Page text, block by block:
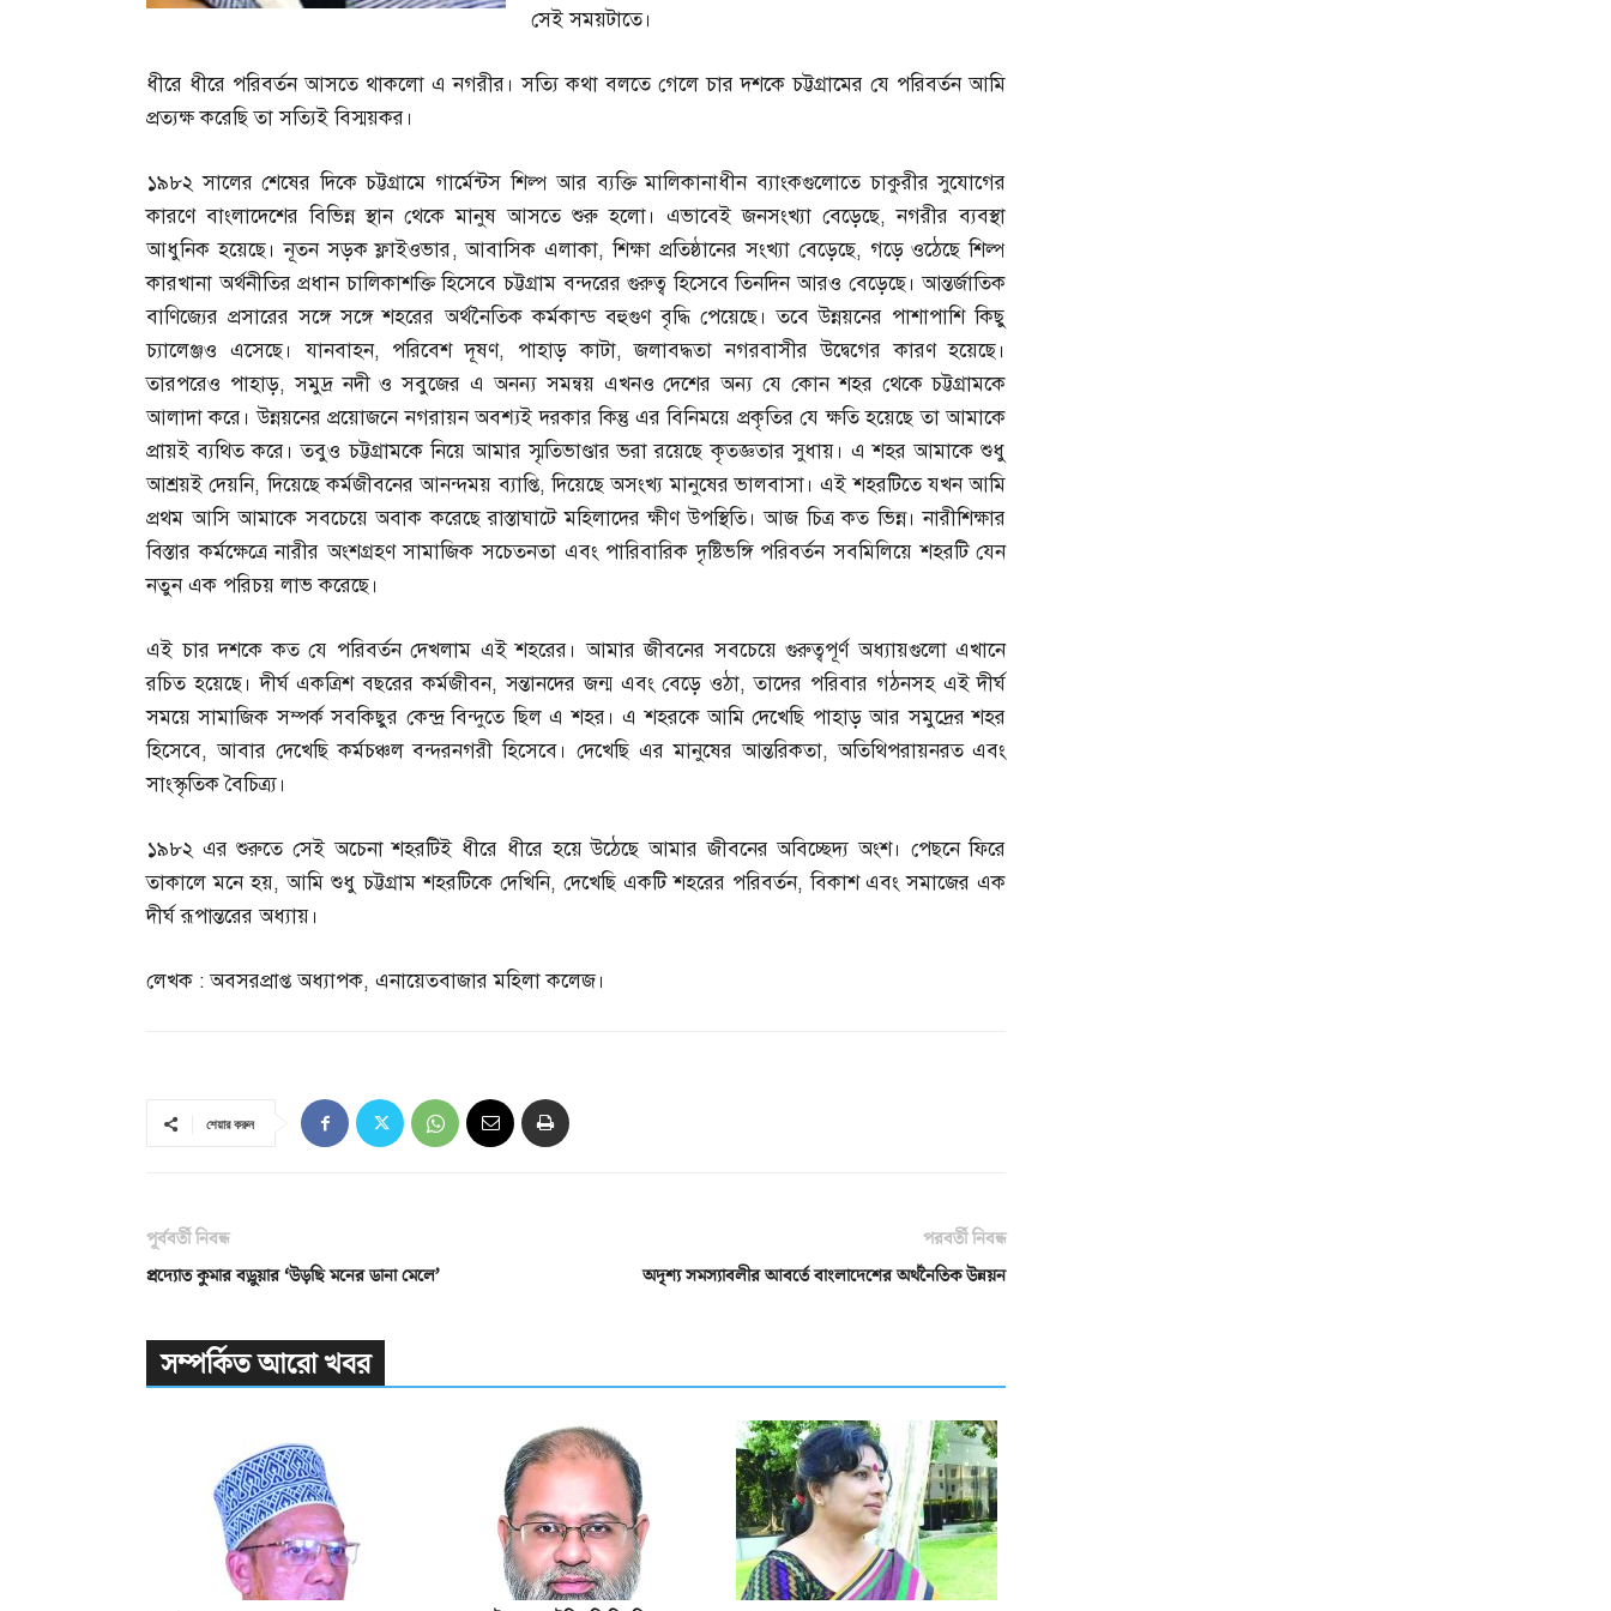
সেই সময়টাতে।
ধীরে ধীরে পরিবর্তন আসতে থাকলো এ নগরীর। সত্যি কথা বলতে গেলে চার দশকে চট্টগ্রামের যে পরিবর্তন আমি
প্রত্যক্ষ করেছি তা সত্যিই বিস্ময়কর।
১৯৮২ সালের শেষের দিকে চট্টগ্রামে গার্মেন্টস শিল্প আর ব্যক্তি মালিকানাধীন ব্যাংকগুলোতে চাকুরীর সুযোগের
কারণে বাংলাদেশের বিভিন্ন স্থান থেকে মানুষ আসতে শুরু হলো। এভাবেই জনসংখ্যা বেড়েছে,নগরীর ব্যবস্থা
আধুনিক হয়েছে। নূতন সড়ক ফ্লাইওভার,আবাসিক এলাকা,শিক্ষা প্রতিষ্ঠানের সংখ্যা বেড়েছে, গড়ে ওঠেছে শিল্প
কারখানা অর্থনীতির প্রধান চালিকাশক্তি হিসেবে চট্টগ্রাম বন্দরের গুরুত্ব হিসেবে তিনদিন আরও বেড়েছে। আন্তর্জাতিক
বাণিজ্যের প্রসারের সঙ্গে সঙ্গে শহরের অর্থনৈতিক কর্মকান্ড বহুগুণ বৃদ্ধি পেয়েছে। তবে উন্নয়নের পাশাপাশি কিছু
চ্যালেঞ্জও এসেছে। যানবাহন, পরিবেশ দূষণ, পাহাড় কাটা,জলাবদ্ধতা নগরবাসীর উদ্বেগের কারণ হয়েছে।
তারপরেও পাহাড়,সমুদ্র নদী ও সবুজের এ অনন্য সমন্বয় এখনও দেশের অন্য যে কোন শহর থেকে চট্টগ্রামকে
আলাদা করে। উন্নয়নের প্রয়োজনে নগরায়ন অবশ্যই দরকার কিন্তু এর বিনিময়ে প্রকৃতির যে ক্ষতি হয়েছে তা আমাকে
প্রায়ই ব্যথিত করে। তবুও চট্টগ্রামকে নিয়ে আমার স্মৃতিভাণ্ডার ভরা রয়েছে কৃতজ্ঞতার সুধায়। এ শহর আমাকে শুধু
আশ্রয়ই দেয়নি,দিয়েছে কর্মজীবনের আনন্দময় ব্যাপ্তি,দিয়েছে অসংখ্য মানুষের ভালবাসা। এই শহরটিতে যখন আমি
প্রথম আসি আমাকে সবচেয়ে অবাক করেছে রাস্তাঘাটে মহিলাদের ক্ষীণ উপস্থিতি। আজ চিত্র কত ভিন্ন। নারীশিক্ষার
বিস্তার কর্মক্ষেত্রে নারীর অংশগ্রহণ সামাজিক সচেতনতা এবং পারিবারিক দৃষ্টিভঙ্গি পরিবর্তন সবমিলিয়ে শহরটি যেন
নতুন এক পরিচয় লাভ করেছে।
এই চার দশকে কত যে পরিবর্তন দেখলাম এই শহরের। আমার জীবনের সবচেয়ে গুরুত্বপূর্ণ অধ্যায়গুলো এখানে
রচিত হয়েছে। দীর্ঘ একত্রিশ বছরের কর্মজীবন,সন্তানদের জন্ম এবং বেড়ে ওঠা,তাদের পরিবার গঠনসহ এই দীর্ঘ
সময়ে সামাজিক সম্পর্ক সবকিছুর কেন্দ্র বিন্দুতে ছিল এ শহর। এ শহরকে আমি দেখেছি পাহাড় আর সমুদ্রের শহর
হিসেবে,আবার দেখেছি কর্মচঞ্চল বন্দরনগরী হিসেবে। দেখেছি এর মানুষের আন্তরিকতা,অতিথিপরায়নরত এবং
সাংস্কৃতিক বৈচিত্র্য।
১৯৮২ এর শুরুতে সেই অচেনা শহরটিই ধীরে ধীরে হয়ে উঠেছে আমার জীবনের অবিচ্ছেদ্য অংশ। পেছনে ফিরে
তাকালে মনে হয়,আমি শুধু চট্টগ্রাম শহরটিকে দেখিনি, দেখেছি একটি শহরের পরিবর্তন,বিকাশ এবং সমাজের এক
দীর্ঘ রূপান্তরের অধ্যায়।
লেখক :অবসরপ্রাপ্ত অধ্যাপক, এনায়েতবাজার মহিলা কলেজ।
শেয়ার করুন
পূর্ববর্তী নিবন্ধ
প্রদ্যোত কুমার বড়ুয়ার ‘উড়ছি মনের ডানা মেলে’
পরবর্তী নিবন্ধ
অদৃশ্য সমস্যাবলীর আবর্তে বাংলাদেশের অর্থনৈতিক উন্নয়ন
সম্পর্কিত আরো খবর